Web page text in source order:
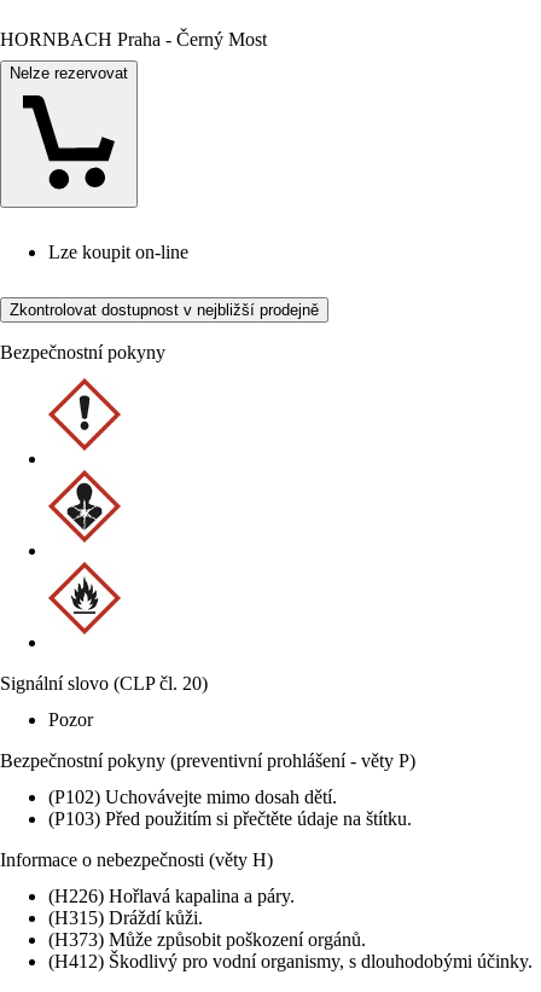
HORNBACH Praha - Černý Most
Nelze rezervovat
Lze koupit on-line
Zkontrolovat dostupnost v nejbližší prodejně
Bezpečnostní pokyny
Signální slovo (CLP čl. 20)
Pozor
Bezpečnostní pokyny (preventivní prohlášení - věty P)
(P102) Uchovávejte mimo dosah dětí.
(P103) Před použitím si přečtěte údaje na štítku.
Informace o nebezpečnosti (věty H)
(H226) Hořlavá kapalina a páry.
(H315) Dráždí kůži.
(H373) Může způsobit poškození orgánů.
(H412) Škodlivý pro vodní organismy, s dlouhodobými účinky.